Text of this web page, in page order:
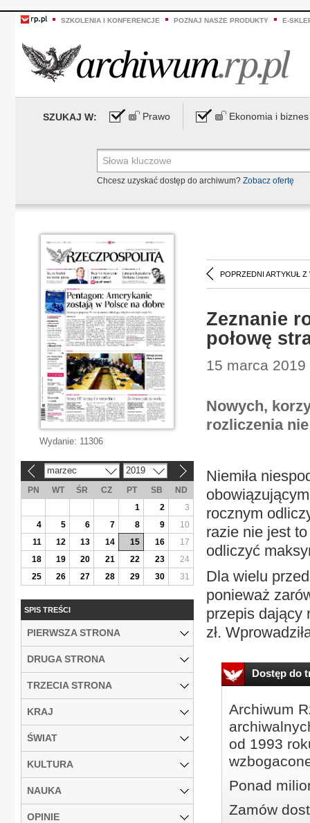
SZKOLENIA I KONFERENCJE POZNAJ NASZE PRODUKTY E-
SZUKAJ W: Prawo Ekonomia i biznes
Chcesz uzyskać dostęp do archiwum? Zobacz ofertę
POPRZEDNI ARTYKUŁ Z
Zeznanie
połowę
15 marca 2019
Nowych,
rozliczenia
Niemiła
rocznym
razie nie jest
odliczyć
Dla wielu
ponieważ
przepis dający
zł.
Dostęp do
Archiwum
od 1993
Ponad
Zamów
Wydanie: 11306
marzec 2019
PN WT ŚR CZ PT SB
ND
1
2
3
4
5 6 7 8 9
10
11
12 13 14 15 16
17
18
19 20 21 22 23
24
25
26 27 28 29 30 31
SPIS TREŚCI
PIERWSZA STRONA
DRUGA STRONA
TRZECIA STRONA
KRAJ
ŚWIAT
KULTURA
NAUKA
OPINIE